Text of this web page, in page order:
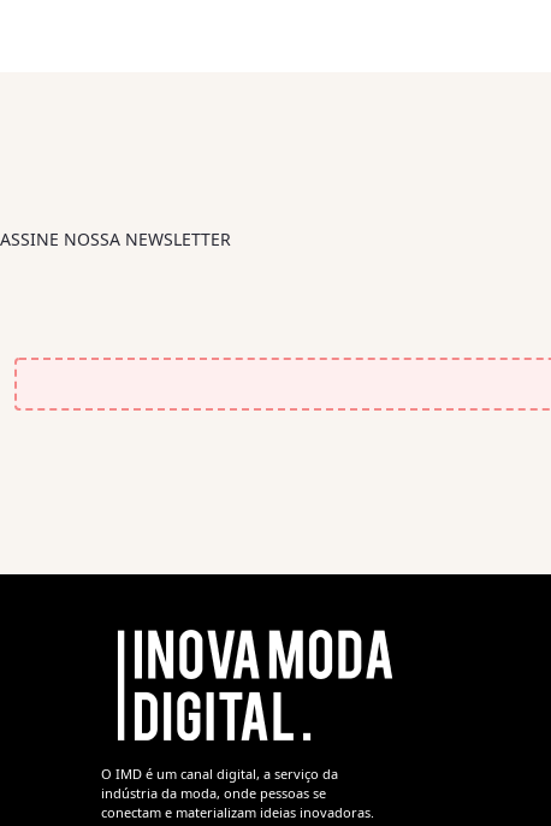
ASSINE NOSSA NEWSLETTER
O IMD é um canal digital, a serviço da
indústria da moda, onde pessoas se
conectam e materializam ideias inovadoras.